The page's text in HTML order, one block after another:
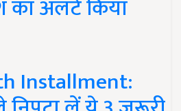
अलर्ट किया
Installment: